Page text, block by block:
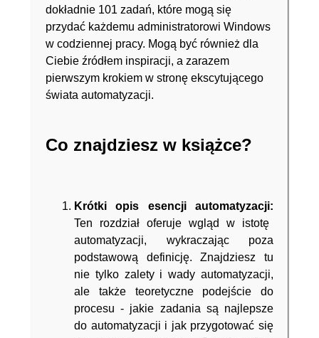
dokładnie 101 zadań, które mogą się
przydać każdemu administratorowi Windows
w codziennej pracy. Mogą być również dla
Ciebie źródłem inspiracji, a zarazem
pierwszym krokiem w stronę ekscytującego
świata automatyzacji.
Co znajdziesz w książce?
Krótki opis esencji automatyzacji:
Ten rozdział oferuje wgląd w istotę
automatyzacji, wykraczając poza
podstawową definicję. Znajdziesz tu
nie tylko zalety i wady automatyzacji,
ale także teoretyczne podejście do
procesu - jakie zadania są najlepsze
do automatyzacji i jak przygotować się